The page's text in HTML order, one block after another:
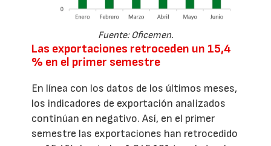
Fuente: Oficemen.
Las exportaciones retroceden un 15,4
% en el primer semestre
En línea con los datos de los últimos meses,
los indicadores de exportación analizados
continúan en negativo. Así, en el primer
semestre las exportaciones han retrocedido